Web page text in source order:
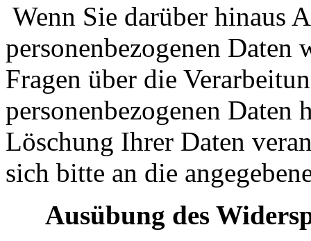
Wenn Sie darüber hinaus
personenbezogenen Daten
Fragen über die
personenbezogenen
Löschung Ihrer Daten
sich bitte an die
Ausübung des